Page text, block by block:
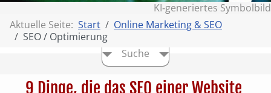
KI‑generiertes Symbolbild
Aktuelle Seite: Start
Online Marketing & SEO
SEO / Optimierung
Suche
9 Dinge, die das SEO einer Website